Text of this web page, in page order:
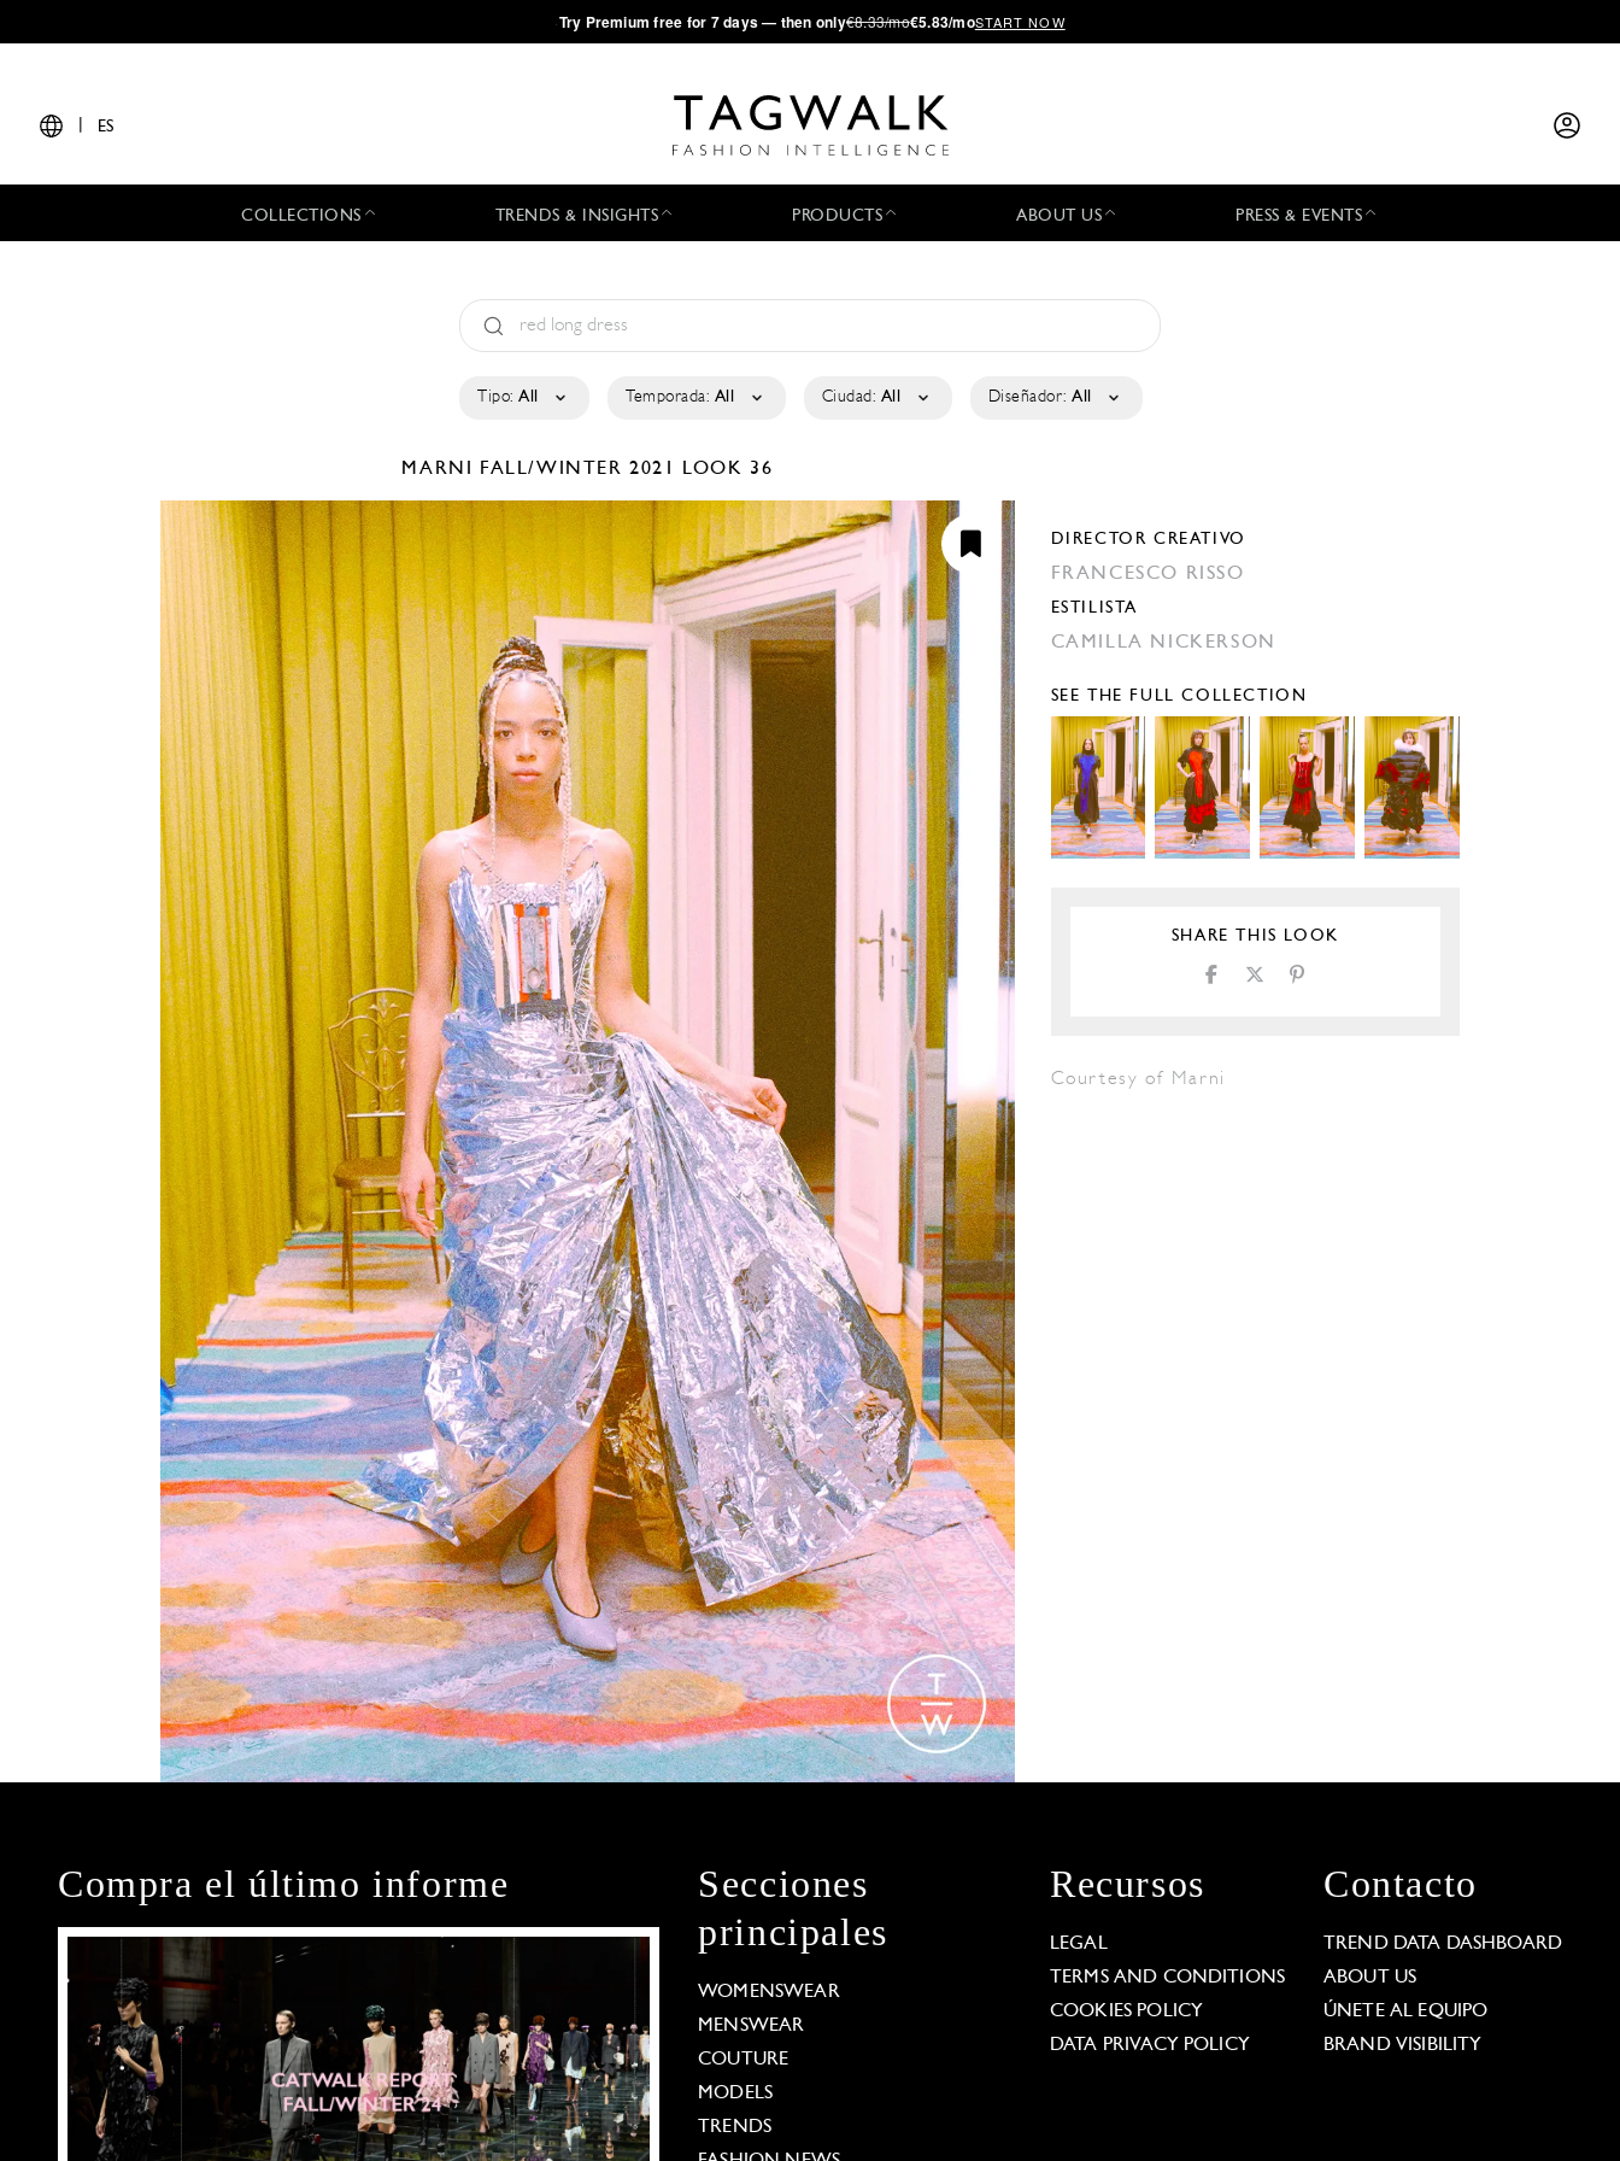
·Try Premium free for 7 days — then only€8.33/mo€5.83/moSTART NOW
ES
COLLECTIONS TRENDS & INSIGHTS PRODUCTS ABOUT US PRESS & EVENTS
Tipo: All Temporada: All Ciudad: All Diseñador: All
MARNI FALL/WINTER 2021 LOOK 36
DIRECTOR CREATIVO
FRANCESCO RISSO
ESTILISTA
CAMILLA NICKERSON
SEE THE FULL COLLECTION
SHARE THIS LOOK
Courtesy of Marni
Compra el último informe
Secciones
principales
WOMENSWEAR
MENSWEAR
COUTURE
MODELS
TRENDS
Recursos
LEGAL
TERMS AND CONDITIONS
COOKIES POLICY
DATA PRIVACY POLICY
Contacto
TREND DATA DASHBOARD
ABOUT US
ÚNETE AL EQUIPO
BRAND VISIBILITY